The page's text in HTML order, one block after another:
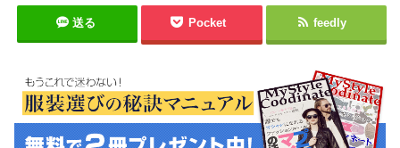
送る Pocket feedly